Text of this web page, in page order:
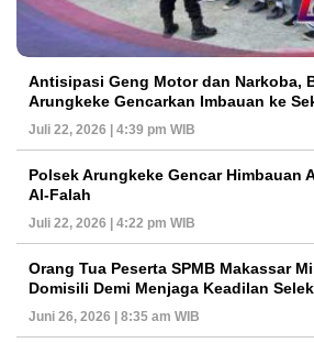
Antisipasi Geng Motor dan Narkoba,
Arungkeke Gencarkan Imbauan ke
Juli 22, 2026 | 4:39 pm WIB
Polsek Arungkeke Gencar Himbauan
Al-Falah
Juli 22, 2026 | 4:22 pm WIB
Orang Tua Peserta SPMB Makassar
Domisili Demi Menjaga Keadilan
Juni 26, 2026 | 8:35 am WIB